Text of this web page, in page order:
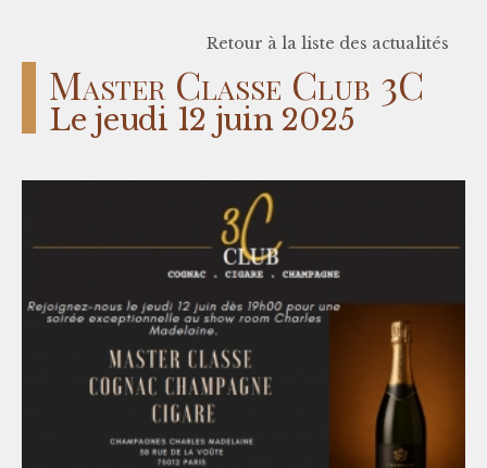
Retour à la liste des actualités
Master Classe Club 3C
Le jeudi 12 juin 2025